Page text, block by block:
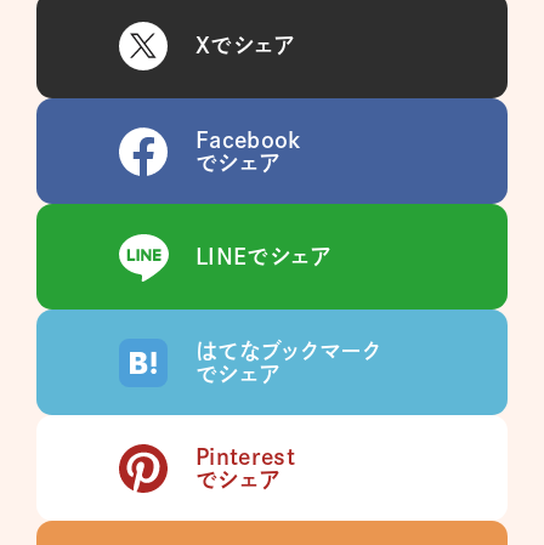
Xでシェア
Facebook
でシェア
LINEでシェア
はてなブックマーク
でシェア
Pinterest
でシェア